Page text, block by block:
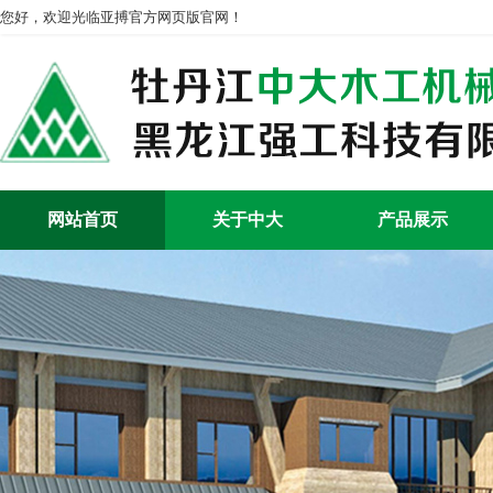
您好，欢迎光临亚搏官方网页版官网！
网站首页 关于中大 产品展示